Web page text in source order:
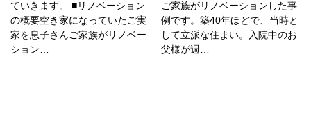
ていきます。 ■リノベーション
の概要空き家になっていたご実
家を息子さんご家族がリノベー
ション…
ご家族がリノベーションした事
例です。築40年ほどで、当時と
して立派な住まい。入院中のお
父様が週…